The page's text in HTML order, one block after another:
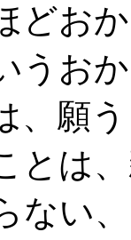
どお
うお
、願
とは
ない